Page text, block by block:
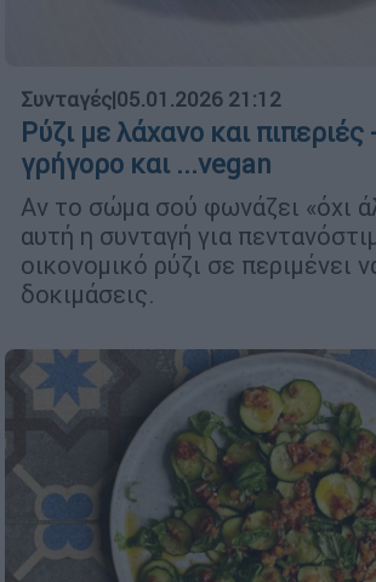
Συνταγές|05.01.2026 21:12
Ρύζι με λάχανο και
γρήγορο και ...vegan
Αν το σώμα σού φωνάζει «όχι
αυτή η συνταγή για
οικονομικό ρύζι σε περιμένει
δοκιμάσεις.